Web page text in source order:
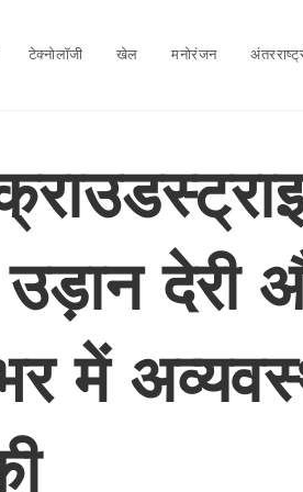
टेक्नोलॉजी खेल मनोरंजन
देरी
में